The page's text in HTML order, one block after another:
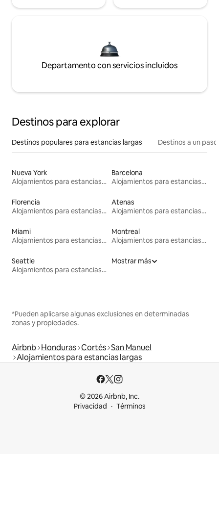
Departamento con servicios incluidos
Destinos para explorar
Destinos populares para estancias largas Destinos a un
Nueva York
Alojamientos para estancias largas
Barcelona
Alojamientos para estancias largas
Florencia
Alojamientos para estancias largas
Atenas
Alojamientos para estancias largas
Miami
Alojamientos para estancias largas
Montreal
Alojamientos para estancias largas
Seattle
Alojamientos para estancias largas
Mostrar más
*Pueden aplicarse algunas exclusiones en determinadas
zonas y propiedades.
Airbnb Honduras Cortés San Manuel
Alojamientos para estancias largas
© 2026 Airbnb, Inc.
Privacidad
Términos